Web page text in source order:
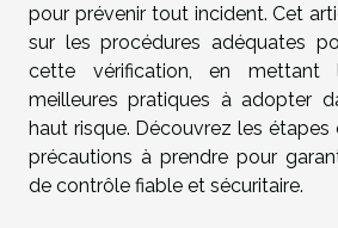
pour prévenir tout incident. Cet
sur les procédures adéquates
cette vérification, en mettant
meilleures pratiques à adopter
haut risque. Découvrez les étapes
précautions à prendre pour
de contrôle fiable et sécuritaire.